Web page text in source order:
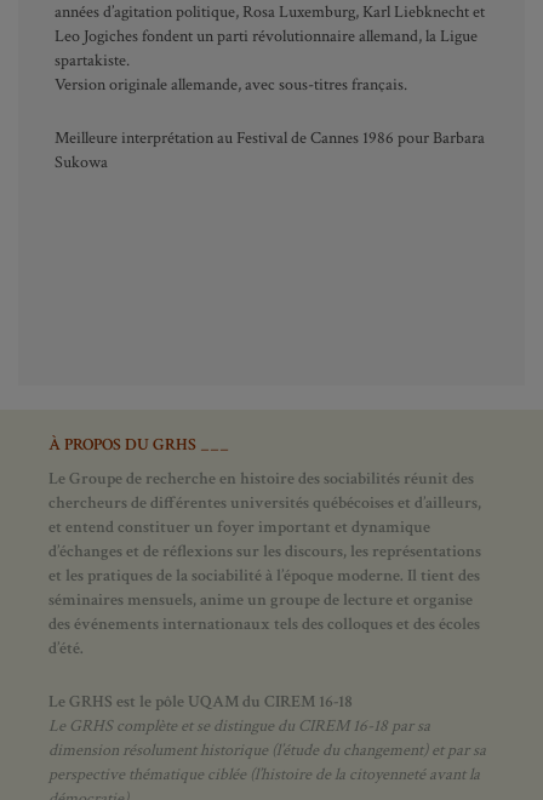
années d’agitation politique, Rosa Luxemburg, Karl Liebknecht et
Leo Jogiches fondent un parti révolutionnaire allemand, la Ligue
spartakiste.
Version originale allemande, avec sous-titres français.
Meilleure interprétation au Festival de Cannes 1986 pour Barbara
Sukowa
À PROPOS DU GRHS ___
Le Groupe de recherche en histoire des sociabilités réunit des
chercheurs de différentes universités québécoises et d’ailleurs,
et entend constituer un foyer important et dynamique
d’échanges et de réflexions sur les discours, les représentations
et les pratiques de la sociabilité à l’époque moderne. Il tient des
séminaires mensuels, anime un groupe de lecture et organise
des événements internationaux tels des colloques et des écoles
d’été.
Le GRHS est le pôle UQAM du CIREM 16-18
Le GRHS complète et se distingue du CIREM 16-18 par sa
dimension résolument historique (l’étude du changement) et par sa
perspective thématique ciblée (l’histoire de la citoyenneté avant la